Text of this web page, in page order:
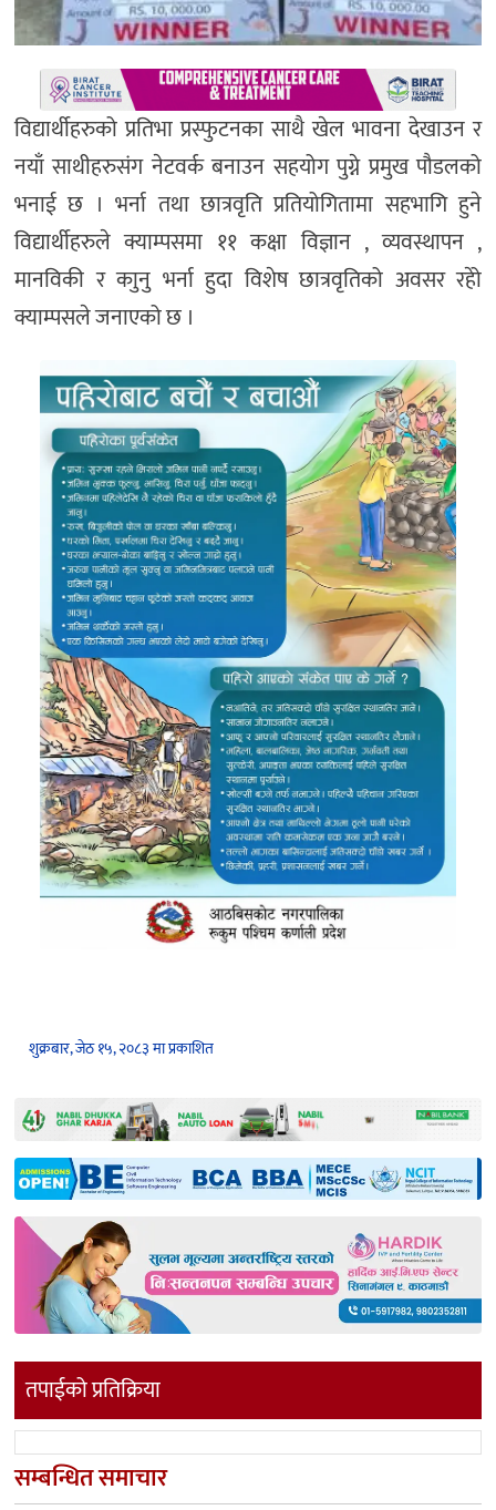
विद्यार्थीहरुको प्रतिभा प्रस्फुटनका साथै खेल भावना देखाउन र
नयाँ साथीहरुसंग नेटवर्क बनाउन सहयोग पुग्ने प्रमुख पौडलको
भनाई छ । भर्ना तथा छात्रवृति प्रतियोगितामा सहभागि हुने
विद्यार्थीहरुले क्याम्पसमा ११ कक्षा विज्ञान , व्यवस्थापन ,
मानविकी र काुनु भर्ना हुदा विशेष छात्रवृतिको अवसर रहेो
क्याम्पसले जनाएको छ ।
शुक्रबार, जेठ १५, २०८३ मा प्रकाशित
तपाईको प्रतिक्रिया
सम्बन्धित समाचार